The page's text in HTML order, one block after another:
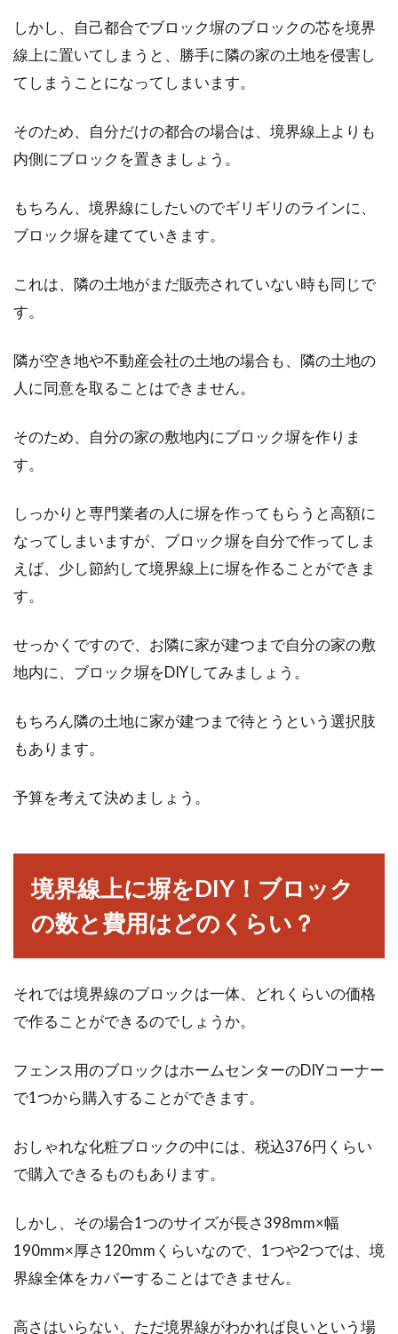
旗竿地購入検討の方必見！後悔しな
いためにはブログを見よ！
新築するにあたって、「お手頃な土地を発
見！」と思っても、その土地が「旗竿地」であ
物を建築することは可能？
とき、その土地の地目が「山林」や「田」であ
「所有する不動産に関する書類を紛失してしま
ったせいで地番がわからない」と困ったことが
ある人もいる...
住所の正式な調べ方を知りたい！住
所に関するマメ知識
様々な手続きや履歴書、郵便物を出す時、何か
しかし、自己都合でブロック塀のブロックの芯を境界
線上に置いてしまうと、勝手に隣の家の土地を侵害し
てしまうことになってしまいます。
そのため、自分だけの都合の場合は、境界線上よりも
内側にブロックを置きましょう。
もちろん、境界線にしたいのでギリギリのラインに、
ブロック塀を建てていきます。
これは、隣の土地がまだ販売されていない時も同じで
す。
隣が空き地や不動産会社の土地の場合も、隣の土地の
人に同意を取ることはできません。
そのため、自分の家の敷地内にブロック塀を作りま
す。
しっかりと専門業者の人に塀を作ってもらうと高額に
なってしまいますが、ブロック塀を自分で作ってしま
えば、少し節約して境界線上に塀を作ることができま
す。
せっかくですので、お隣に家が建つまで自分の家の敷
地内に、ブロック塀をDIYしてみましょう。
もちろん隣の土地に家が建つまで待とうという選択肢
もあります。
予算を考えて決めましょう。
境界線上に塀をDIY！ブロック
の数と費用はどのくらい？
それでは境界線のブロックは一体、どれくらいの価格
で作ることができるのでしょうか。
フェンス用のブロックはホームセンターのDIYコーナー
で1つから購入することができます。
おしゃれな化粧ブロックの中には、税込376円くらい
で購入できるものもあります。
しかし、その場合1つのサイズが長さ398mm×幅
190mm×厚さ120mmくらいなので、1つや2つでは、境
界線全体をカバーすることはできません。
高さはいらない、ただ境界線がわかれば良いという場